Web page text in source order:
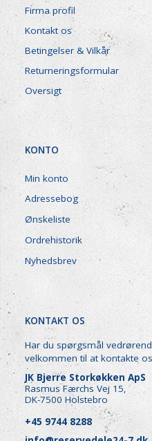
Firma profil
Kontakt os
Betingelser & Vilkår
Returneringsformular
Oversigt
KONTO
Min konto
Adressebog
Ønskeliste
Ordrehistorik
Nyhedsbrev
KONTAKT OS
Har du spørgsmål
velkommen til at kontakte
JK Bjerre Storkøkken ApS
Rasmus Færchs Vej 15,
DK-7500 Holstebro
+45 9744 8288